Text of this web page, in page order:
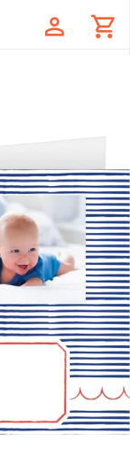
profile shopping_cart